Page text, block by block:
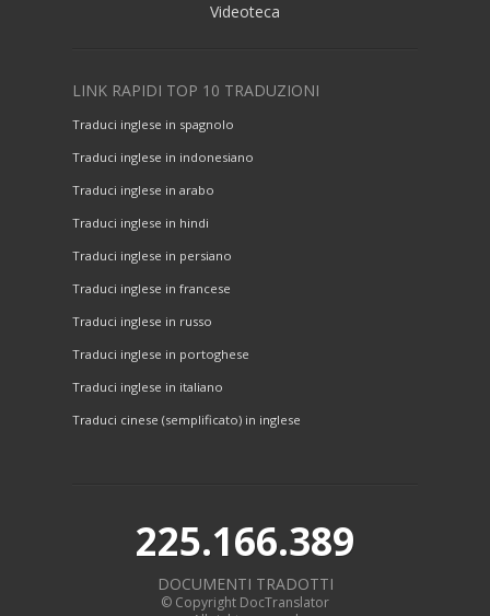
Videoteca
LINK RAPIDI TOP 10 TRADUZIONI
Traduci inglese in spagnolo
Traduci inglese in indonesiano
Traduci inglese in arabo
Traduci inglese in hindi
Traduci inglese in persiano
Traduci inglese in francese
Traduci inglese in russo
Traduci inglese in portoghese
Traduci inglese in italiano
Traduci cinese (semplificato) in inglese
225.166.389
DOCUMENTI TRADOTTI
© Copyright DocTranslator